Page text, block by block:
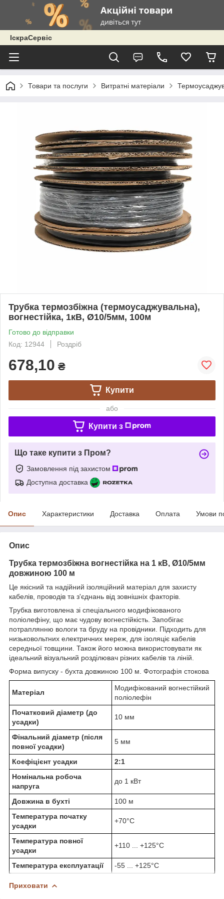
ІскраСервіс
Товари та послуги Витратні матеріали
Трубка термозбіжна (термоусаджувальна),
вогнестійка, 1кВ, Ø10/5мм, 100м
Готово до відправки
Код: 12944
Роздріб
678,10 ₴
Купити
або
Купити з
Що таке купити з Пром?
Замовлення під захистом
Доступна доставка
Опис Характеристики Доставка Оплата Умови
Опис
Трубка термозбіжна вогнестійка на 1 кВ, Ø10/5мм
довжиною 100 м
Це якісний та надійний ізоляційний матеріал для захисту
кабелів, проводів та з'єднань від зовнішніх факторів.
Трубка виготовлена зі спеціального модифікованого
поліолефіну, що має чудову вогнестійкість. Запобігає
потраплянню вологи та бруду на провідники. Підходить для
низьковольтних електричних мереж, для ізоляціє кабелів
середньої товщини. Також його можна використовувати як
ідеальний візуальний розділювач різних кабелів та ліній.
Форма випуску - бухта довжиною 100 м. Фотографія стокова
Матеріал
Модифікований вогнестійкий
поліолефін
Початковий діаметр (до
усадки)
10 мм
Фінальний діаметр (після
повної усадки)
5 мм
Коефіцієнт усадки
2:1
Номінальна робоча
напруга
до 1 кВт
Довжина в бухті
100 м
Температура початку
усадки
+70°С
Температура повної
усадки
+110 ... +125°С
Температура експлуатації -55 ... +125°С
Приховати